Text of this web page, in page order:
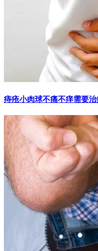
痔疮小肉球不痛不痒需要